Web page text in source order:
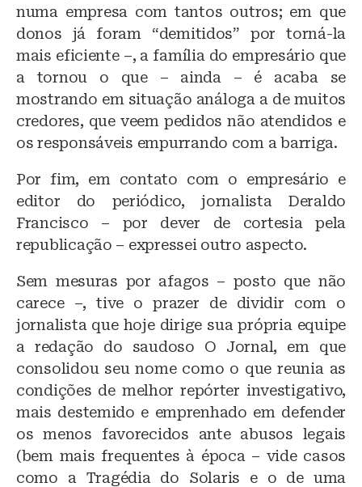
numa empresa com tantos outros; em que
donos já foram “demitidos” por torná-la
mais eficiente –, a família do empresário que
a tornou o que – ainda – é acaba se
mostrando em situação análoga a de muitos
credores, que veem pedidos não atendidos e
os responsáveis empurrando com a barriga.
Por fim, em contato com o empresário e
editor do periódico, jornalista Deraldo
Francisco – por dever de cortesia pela
republicação – expressei outro aspecto.
Sem mesuras por afagos – posto que não
carece –, tive o prazer de dividir com o
jornalista que hoje dirige sua própria equipe
a redação do saudoso O Jornal, em que
consolidou seu nome como o que reunia as
condições de melhor repórter investigativo,
mais destemido e emprenhado em defender
os menos favorecidos ante abusos legais
(bem mais frequentes à época – vide casos
como a Tragédia do Solaris e o de uma